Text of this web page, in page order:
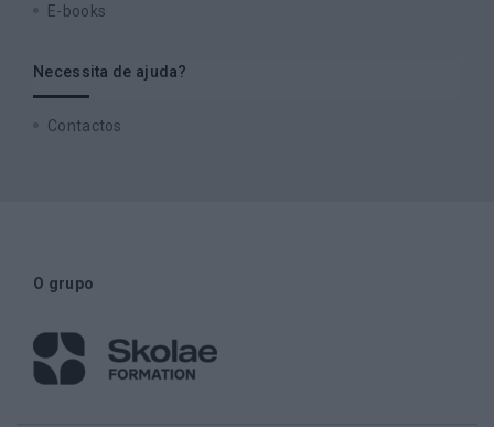
E-books
Necessita de ajuda?
Contactos
O grupo